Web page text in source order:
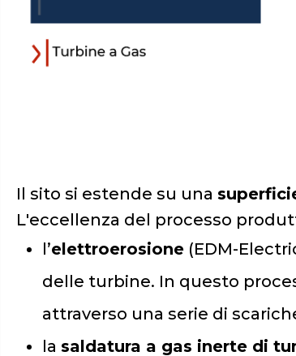
Il sito si estende su una
L'eccellenza del processo
l’elettroerosione (EDM-
delle turbine. In questo
attraverso una serie di
la saldatura a gas inerte di